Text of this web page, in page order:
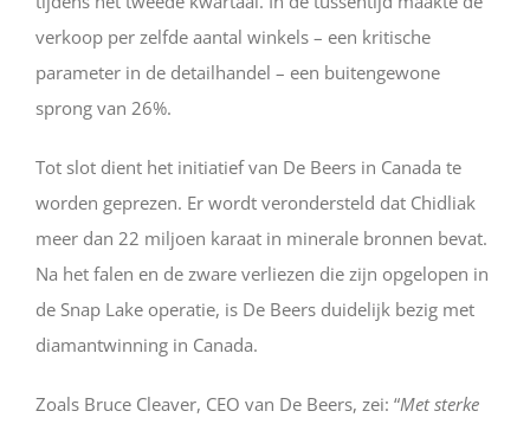
verkoop per zelfde aantal winkels – een kritische
parameter in de detailhandel – een buitengewone
sprong van 26%.
Tot slot dient het initiatief van De Beers in Canada te
worden geprezen. Er wordt verondersteld dat Chidliak
meer dan 22 miljoen karaat in minerale bronnen bevat.
Na het falen en de zware verliezen die zijn opgelopen in
de Snap Lake operatie, is De Beers duidelijk bezig met
diamantwinning in Canada.
Zoals Bruce Cleaver, CEO van De Beers, zei: “Met sterke